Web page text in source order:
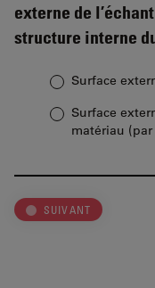
externe de
structure interne
Surface
Surface
matériau
SUIVANT